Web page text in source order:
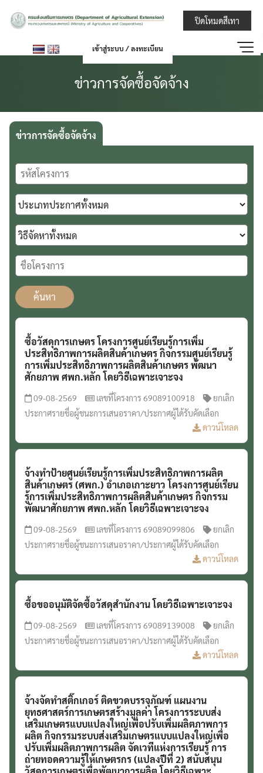
กรมส่งเสริมกา
เข้าสู่ระบบ / ลงทะเบียน
ข่าวการจัดซื้อจัดจ้าง
ข่าวการจัดซื้อจัดจ้าง
ค้นหา
ซื้อวัสดุการเกษตร โครงการศูนย์เรียนรู้การเพิ่ม
ประสิทธิภาพการผลิตสินค้าเกษตร กิจกรรมศูนย์เรียนรู้
การเพิ่มประสิทธิภาพการผลิตสินค้าเกษตร พัฒนา
ศักยภาพ ศพก.หลัก โดยวิธีเฉพาะเจาะจง
09-08-2569 เลขที่โครงการ 69089100918
ยกเลิก
ประกาศรายชื่อผู้ชนะการเสนอราคา/ประกาศผู้ได้รับคัดเลือก
ดาวน์โหลด
จ้างทำป้ายศูนย์เรียนรู้การเพิ่มประสิทธิภาพการผลิต
สินค้าเกษตร (ศพก.) อำเภอเกาะยาว โครงการศูนย์เรียน
รู้การเพิ่มประสิทธิภาพการผลิตสินค้าเกษตร กิจกรรม
พัฒนาศักยภาพ ศพก.หลัก โดยวิธีเฉพาะเจาะจง
09-08-2569 เลขที่โครงการ 69089099806
ยกเลิก
ประกาศรายชื่อผู้ชนะการเสนอราคา/ประกาศผู้ได้รับคัดเลือก
ดาวน์โหลด
ซื้อขออนุมัติจัดซื้อวัสดุสำนักงาน โดยวิธีเฉพาะเจาะจง
09-08-2569 เลขที่โครงการ 69089139008
ยกเลิก
ประกาศรายชื่อผู้ชนะการเสนอราคา/ประกาศผู้ได้รับคัดเลือก
ดาวน์โหลด
จ้างจัดทำสติ๊กเกอร์ ติดขวดบรรจุภัณฑ์ แผนงาน
ยุทธศาสตร์การเกษตรสร้างมูลค่า โครงการระบบส่ง
เสริมเกษตรแบบแปลงใหญ่เพื่อปรับเพิ่มผลิตภาพการ
ผลิต กิจกรรมระบบส่งเสริมเกษตรแบบแปลงใหญ่เพื่อ
ปรับเพิ่มผลิตภาพการผลิต จัดเวทีแห่งการเรียนรู้ การ
ถ่ายทอดความรู้ให้เกษตรกร (แปลงปีที่ 2) สนับสนุน
ปิดโหมดสีเทา